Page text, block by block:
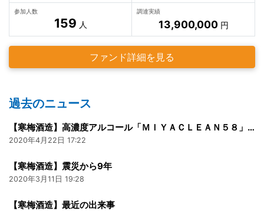
参加人数
159 人
調達実績
13,900,000円
ファンド詳細を見る
過去のニュース
【寒梅酒造】高濃度アルコール「ＭＩＹＡＣＬＥＡＮ５８」300ml
2020年4月22日 17:22
【寒梅酒造】震災から9年
2020年3月11日 19:28
【寒梅酒造】最近の出来事